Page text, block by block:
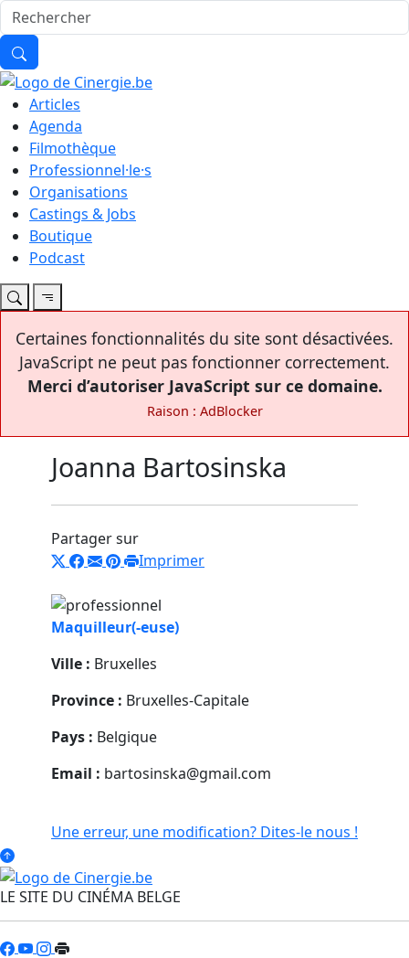
Articles
Agenda
Filmothèque
Professionnel·le·s
Organisations
Castings & Jobs
Boutique
Podcast
Certaines fonctionnalités du site sont désactivées.
JavaScript ne peut pas fonctionner correctement.
Merci d’autoriser JavaScript sur ce domaine.
Raison : AdBlocker
Joanna Bartosinska
Partager sur
Imprimer
Maquilleur(-euse)
Ville : Bruxelles
Province : Bruxelles-Capitale
Pays : Belgique
Email : bartosinska@gmail.com
Une erreur, une modification? Dites-le nous !
LE SITE DU CINÉMA BELGE